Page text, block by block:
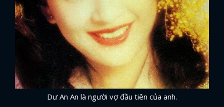
Dư An An là người vợ đầu tiên của anh.